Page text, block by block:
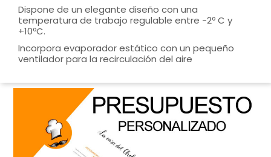
Dispone de un elegante diseño con una
temperatura de trabajo regulable entre -2º C y
+10ºC.
Incorpora evaporador estático con un pequeño
ventilador para la recirculación del aire